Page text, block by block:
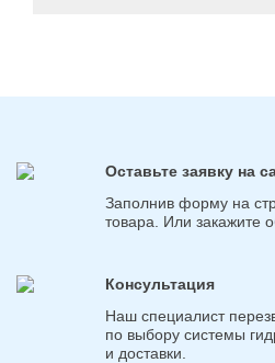
Оставьте заявку на
Заполнив форму на
товара. Или закажите
Консультация
Наш специалист
по выбору системы
и доставки.